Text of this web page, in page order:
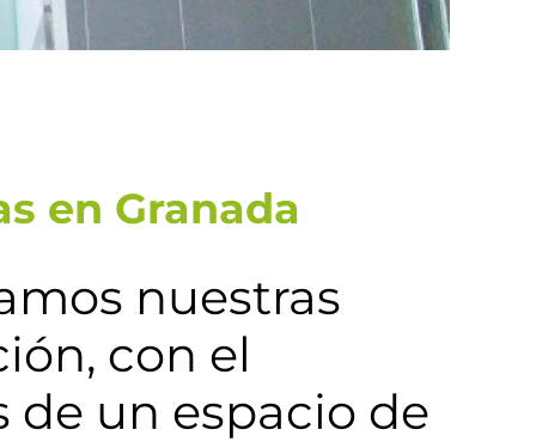
en Granada
nuestras
con el
de un espacio de